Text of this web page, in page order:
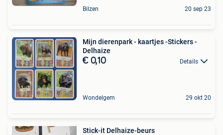
Bilzen 20 sep 23
Mijn dierenpark - kaartjes -Stickers -
Delhaize
€ 0,10 Details
Wondelgem 29 okt 20
Stick-it Delhaize-beurs